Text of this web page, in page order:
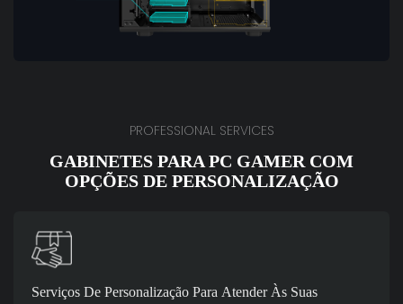
PROFESSIONAL SERVICES
GABINETES PARA PC GAMER COM
OPÇÕES DE PERSONALIZAÇÃO
Serviços De Personalização Para Atender Às Suas